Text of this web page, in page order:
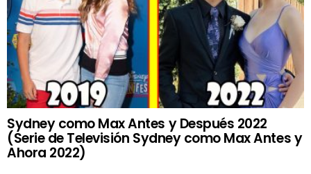
Sydney como Max Antes y Después 2022
(Serie de Televisión Sydney como Max Antes y
Ahora 2022)